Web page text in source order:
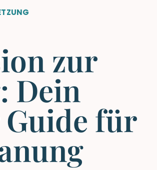
zur
Dein
für